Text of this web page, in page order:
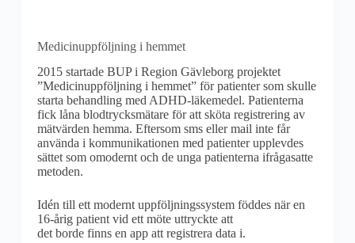
Medicinuppföljning i hemmet
2015 startade BUP i Region Gävleborg projektet
”Medicinuppföljning i hemmet” för patienter som skulle
starta behandling med ADHD-läkemedel. Patienterna
fick låna blodtrycksmätare för att sköta registrering av
mätvärden hemma. Eftersom sms eller mail inte får
använda i kommunikationen med patienter upplevdes
sättet som omodernt och de unga patienterna ifrågasatte
metoden.
Idén till ett modernt uppföljningssystem föddes när en
16-årig patient vid ett möte uttryckte att
det borde finns en app att registrera data i.